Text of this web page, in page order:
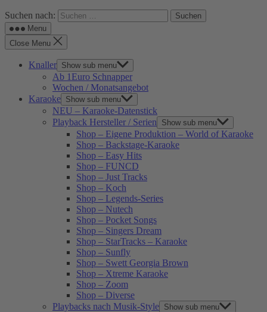
Suchen nach:
Menu
Close Menu
Knaller Show sub menu
Ab 1Euro Schnapper
Wochen / Monatsangebot
Karaoke Show sub menu
NEU – Karaoke-Datenstick
Playback Hersteller / Serien
Show sub menu
Shop – Eigene Produktion – World of Karaoke
Shop – Backstage-Karaoke
Shop – Easy Hits
Shop – FUNCD
Shop – Just Tracks
Shop – Koch
Shop – Legends-Series
Shop – Nutech
Shop – Pocket Songs
Shop – Singers Dream
Shop – StarTracks – Karaoke
Shop – Sunfly
Shop – Swett Georgia Brown
Shop – Xtreme Karaoke
Shop – Zoom
Shop – Diverse
Playbacks nach Musik-Style Show sub menu